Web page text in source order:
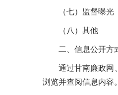
（七）监督曝光
（八）其他
二、信息公开方
通过甘南廉政网
浏览并查阅信息内容